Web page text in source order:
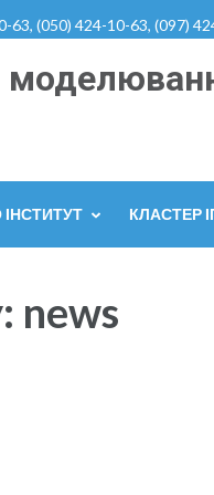
63, (050) 424-10-63, (097)
ІНСТИТУТ КЛАСТЕР
news